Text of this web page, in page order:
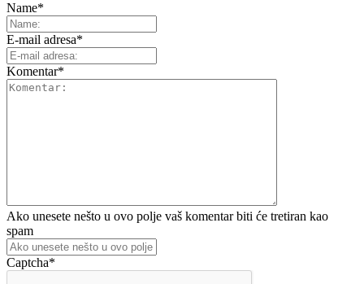
Name*
E-mail adresa*
Komentar*
Ako unesete nešto u ovo polje vaš komentar biti će tretiran kao
spam
Captcha*